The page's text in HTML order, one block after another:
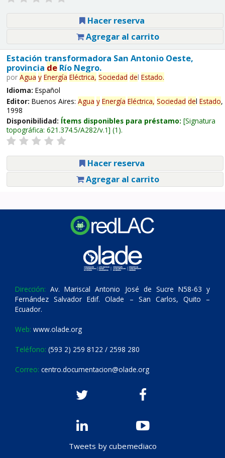
Hacer reserva
Agregar al carrito
Estación transformadora San Antonio Oeste,
provincia deRío Negro.
por Agua y Energía Eléctrica, Sociedad del Estado.
Idioma: Español
Editor: Buenos Aires: Agua y Energía Eléctrica, Sociedad del Estado,
1998
Disponibilidad: Ítems disponibles para préstamo: Signatura
topográfica: 621.374.5/A282/v.1 (1).
Hacer reserva
Agregar al carrito
Dirección: Av. Mariscal Antonio José de Sucre N58-63 y
Fernández Salvador Edif. Olade – San Carlos, Quito –
Ecuador.
Web: www.olade.org
Teléfono: (593 2) 259 8122 / 2598 280
Correo: centro.documentacion@olade.org
Tweets by cubemediaco